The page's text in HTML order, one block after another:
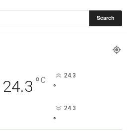
24.3 °C 24.3
°
24.3
°